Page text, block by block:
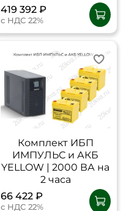
419 392 ₽
с НДС 22%
Комплект ИБП
ИМПУЛЬС и АКБ
YELLOW | 2000 ВА на
2 часа
66 422 ₽
с НДС 22%